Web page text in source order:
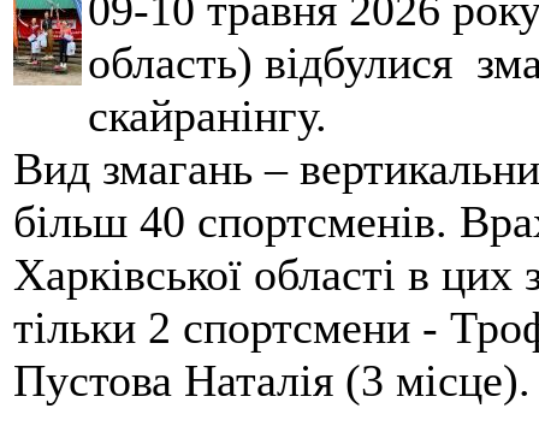
область) відбулися
скайранінгу.
Вид змагань –
більш 40 спортсменів.
Харківської області в
тільки 2 спортсмени -
Пустова Наталія (3 місце).